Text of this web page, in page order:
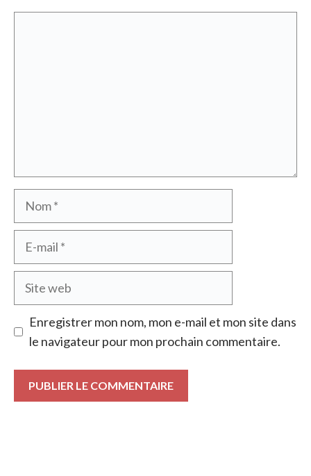
Nom
Site
Enregistrer mon nom, mon e-mail et mon site dans
le navigateur pour mon prochain commentaire.